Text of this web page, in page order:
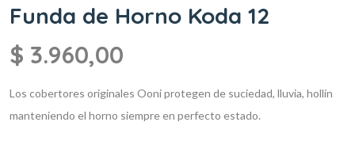
Funda de Horno Koda 12
$ 3.960,00
Los cobertores originales Ooni protegen de suciedad, lluvia, hollín
manteniendo el horno siempre en perfecto estado.